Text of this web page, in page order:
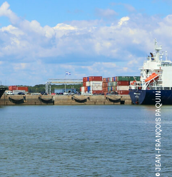
© JEAN-FRANÇOIS PAQUIN